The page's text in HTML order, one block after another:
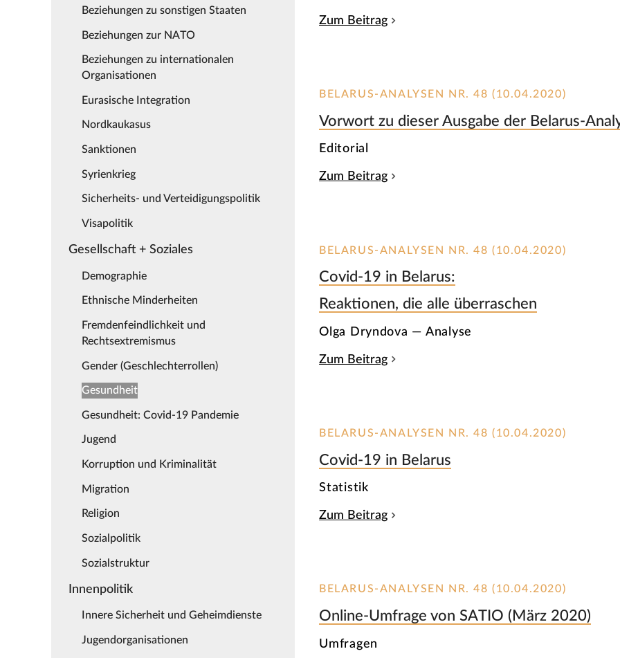
Beziehungen zu sonstigen Staaten
Beziehungen zur NATO
Beziehungen zu internationalen
Organisationen
Eurasische Integration
Nordkaukasus
Sanktionen
Syrienkrieg
Sicherheits- und Verteidigungspolitik
Visapolitik
Gesellschaft + Soziales
Demographie
Ethnische Minderheiten
Fremdenfeindlichkeit und
Rechtsextremismus
Gender (Geschlechterrollen)
Gesundheit
Gesundheit: Covid-19 Pandemie
Jugend
Korruption und Kriminalität
Migration
Religion
Sozialpolitik
Sozialstruktur
Innenpolitik
Innere Sicherheit und Geheimdienste
Jugendorganisationen
Zum Beitrag
BELARUS-ANALYSEN NR. 48 (10.04.2020)
Vorwort zu dieser Ausgabe der Belarus-
Editorial
Zum Beitrag
BELARUS-ANALYSEN NR. 48 (10.04.2020)
Covid-19 in Belarus:
Reaktionen, die alle überraschen
Olga Dryndova — Analyse
Zum Beitrag
BELARUS-ANALYSEN NR. 48 (10.04.2020)
Covid-19 in Belarus
Statistik
Zum Beitrag
BELARUS-ANALYSEN NR. 48 (10.04.2020)
Online-Umfrage von SATIO (März 2020)
Umfragen